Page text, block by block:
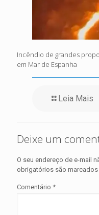
Incêndio de grandes
em Mar de Espanha
Leia Mais
Deixe um
O seu endereço de e-mail
obrigatórios são marcados
Comentário *